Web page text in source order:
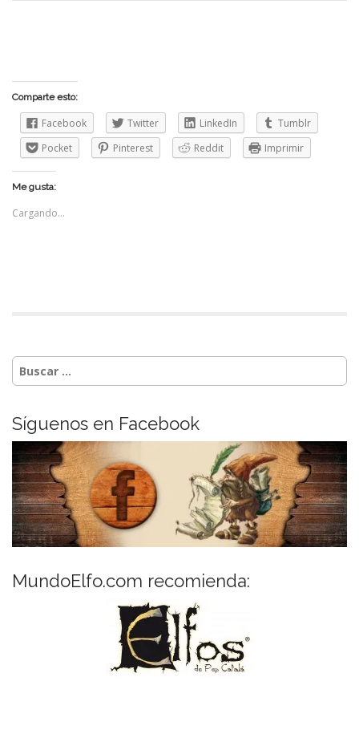
Comparte esto:
Facebook Twitter LinkedIn
Tumblr
Pocket
Pinterest Reddit Imprimir
Me gusta:
Cargando...
Buscar:
Síguenos en Facebook
MundoElfo.com recomienda: